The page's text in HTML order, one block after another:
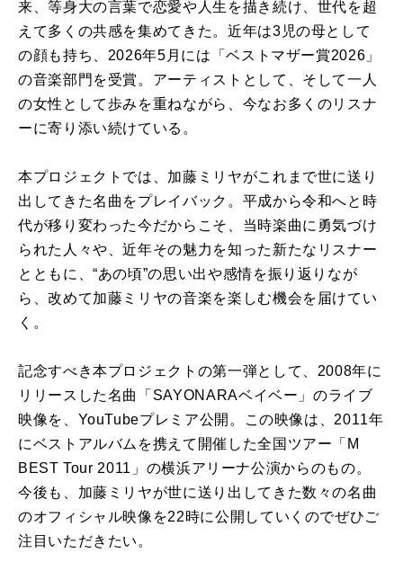
来、等身大の言葉で恋愛や人生を描き続け、世代を超
えて多くの共感を集めてきた。近年は3児の母として
の顔も持ち、2026年5月には「ベストマザー賞2026」
の音楽部門を受賞。アーティストとして、そして一人
の女性として歩みを重ねながら、今なお多くのリスナ
ーに寄り添い続けている。
本プロジェクトでは、加藤ミリヤがこれまで世に送り
出してきた名曲をプレイバック。平成から令和へと時
代が移り変わった今だからこそ、当時楽曲に勇気づけ
られた人々や、近年その魅力を知った新たなリスナー
とともに、“あの頃”の思い出や感情を振り返りなが
ら、改めて加藤ミリヤの音楽を楽しむ機会を届けてい
く。
記念すべき本プロジェクトの第一弾として、2008年に
リリースした名曲「SAYONARAベイベー」のライブ
映像を、YouTubeプレミア公開。この映像は、2011年
にベストアルバムを携えて開催した全国ツアー「M
BEST Tour 2011」の横浜アリーナ公演からのもの。
今後も、加藤ミリヤが世に送り出してきた数々の名曲
のオフィシャル映像を22時に公開していくのでぜひご
注目いただきたい。